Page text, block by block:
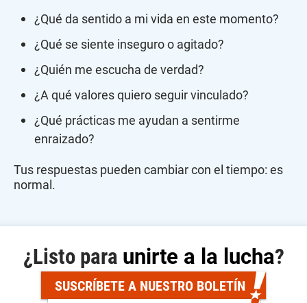
¿Qué da sentido a mi vida en este momento?
¿Qué se siente inseguro o agitado?
¿Quién me escucha de verdad?
¿A qué valores quiero seguir vinculado?
¿Qué prácticas me ayudan a sentirme
enraizado?
Tus respuestas pueden cambiar con el tiempo: es
normal.
¿Listo para unirte a la lucha?
SUSCRÍBETE A NUESTRO BOLETÍN